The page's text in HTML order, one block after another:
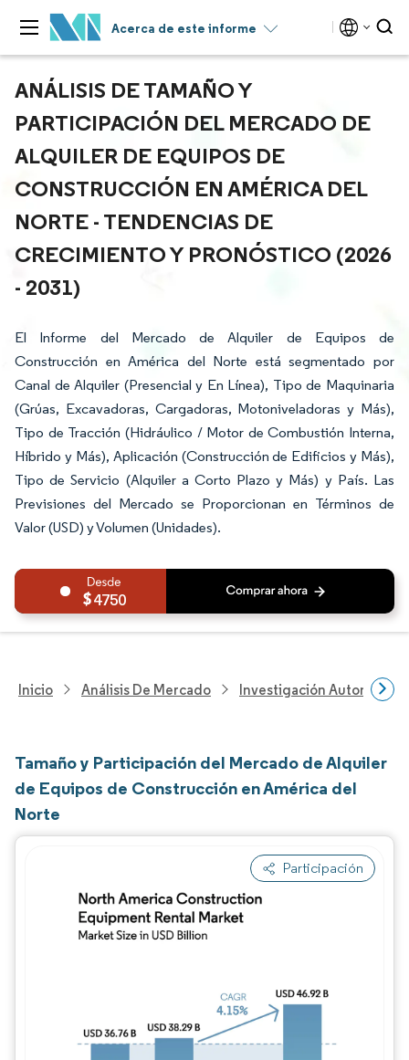
Acerca de este informe
ANÁLISIS DE TAMAÑO Y
PARTICIPACIÓN DEL MERCADO DE
ALQUILER DE EQUIPOS DE
CONSTRUCCIÓN EN AMÉRICA DEL
NORTE - TENDENCIAS DE
CRECIMIENTO Y PRONÓSTICO (2026
- 2031)
El Informe del Mercado de Alquiler de Equipos de
Construcción en América del Norte está segmentado por
Canal de Alquiler (Presencial y En Línea), Tipo de Maquinaria
(Grúas, Excavadoras, Cargadoras, Motoniveladoras y Más),
Tipo de Tracción (Hidráulico / Motor de Combustión Interna,
Híbrido y Más), Aplicación (Construcción de Edificios y Más),
Tipo de Servicio (Alquiler a Corto Plazo y Más) y País. Las
Previsiones del Mercado se Proporcionan en Términos de
Valor (USD) y Volumen (Unidades).
4750
Inicio Análisis De Mercado Investigación Automotriz
Tamaño y Participación del Mercado de Alquiler
de Equipos de Construcción en América del
Norte
Participación